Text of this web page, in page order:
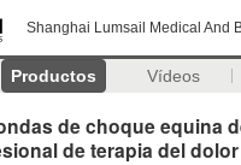
Shanghai Lumsail Medical And
Productos Vídeos
de choque equina
de terapia del